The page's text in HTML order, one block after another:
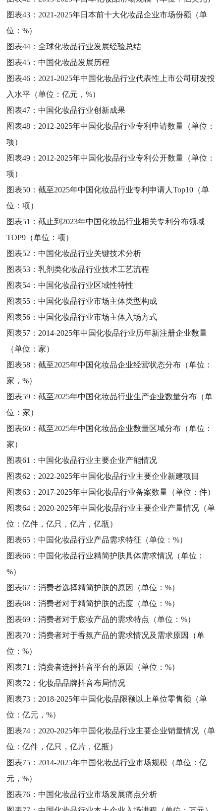
图表43： 2021-2025年日本前十大化妆品企业市场份额（单
位：%）
图表44：全球化妆品行业发展经验总结
图表45：中国化妆品发展历程
图表46： 2021-2025年中国化妆品行业代表性上市公司研发投
入水平（单位：亿元，%）
图表47：中国化妆品行业创新成果
图表48： 2012-2025年中国化妆品行业专利申请数量（单位：
项）
图表49： 2012-2025年中国化妆品行业专利公开数量（单位：
项）
图表50：截至2025年中国化妆品行业专利申请人Top10（单
位：项）
图表51：截止到2023年中国化妆品行业相关专利分布领域
TOP9（单位：项）
图表52：中国化妆品行业关键技术分析
图表53：乳剂类化妆品行业技术工艺流程
图表54：中国化妆品行业区域性特性
图表55：中国化妆品行业市场主体类型构成
图表56：中国化妆品行业市场主体入场方式
图表57： 2014-2025年中国化妆品行业历年新注册企业数量
（单位：家）
图表58：截至2025年中国化妆品企业经营状态分布（单位：
家，%）
图表59：截至2025年中国化妆品行业生产企业数量分布（单
位：家）
图表60：截至2025年中国化妆品企业数量区域分布（单位：
家）
图表61：中国化妆品行业主要企业产能情况
图表62： 2022-2025年中国化妆品行业主要企业新建项目
图表63： 2017-2025年中国化妆品行业备案数量（单位：件）
图表64： 2020-2025年中国化妆品行业主要企业产量情况（单
位：亿件，亿只，亿片，亿瓶）
图表65：中国化妆品行业产品需求特征（单位：%）
图表66：中国化妆品行业精简护肤具体需求情况（单位：
%）
图表67：消费者选择精简护肤的原因（单位：%）
图表68：消费者对于精简护肤的态度（单位：%）
图表69：消费者对于底妆产品的需求特点（单位：%）
图表70：消费者对于香氛产品的需求情况及需求原因（单
位：%）
图表71：消费者选择抖音平台的原因（单位：%）
图表72：化妆品品牌抖音布局情况
图表73： 2018-2025年中国化妆品限额以上单位零售额（单
位：亿元，%）
图表74： 2020-2025年中国化妆品行业主要企业销量情况（单
位：亿件，亿只，亿片，亿瓶）
图表75： 2014-2025年中国化妆品行业市场规模（单位：亿
元，%）
图表76：中国化妆品行业市场发展痛点分析